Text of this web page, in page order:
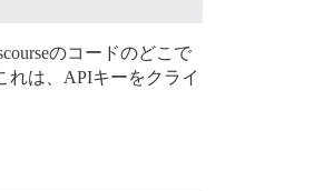
のコードのどこで
れは、APIキーをクライ